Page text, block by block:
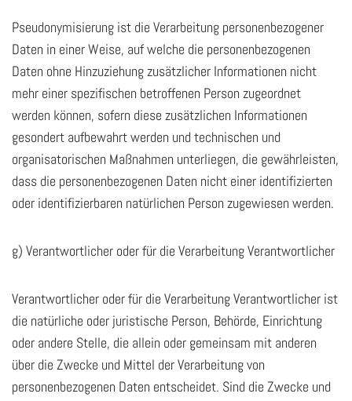
Pseudonymisierung ist die Verarbeitung personenbezogener
Daten in einer Weise, auf welche die personenbezogenen
Daten ohne Hinzuziehung zusätzlicher Informationen nicht
mehr einer spezifischen betroffenen Person zugeordnet
werden können, sofern diese zusätzlichen Informationen
gesondert aufbewahrt werden und technischen und
organisatorischen Maßnahmen unterliegen, die gewährleisten,
dass die personenbezogenen Daten nicht einer identifizierten
oder identifizierbaren natürlichen Person zugewiesen werden.
g) Verantwortlicher oder für die Verarbeitung Verantwortlicher
Verantwortlicher oder für die Verarbeitung Verantwortlicher ist
die natürliche oder juristische Person, Behörde, Einrichtung
oder andere Stelle, die allein oder gemeinsam mit anderen
über die Zwecke und Mittel der Verarbeitung von
personenbezogenen Daten entscheidet. Sind die Zwecke und